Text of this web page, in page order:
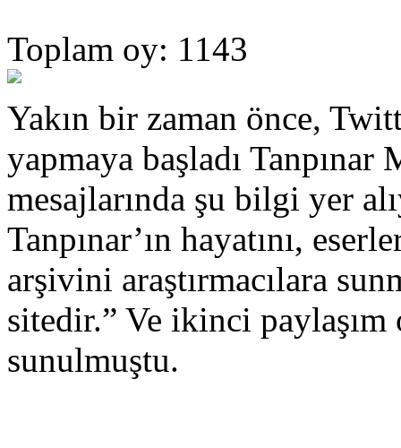
Toplam oy: 1143
Yakın bir zaman önce,
yapmaya başladı
mesajlarında şu bilgi yer
Tanpınar’ın hayatını,
arşivini araştırmacılara
sitedir.” Ve ikinci
sunulmuştu.